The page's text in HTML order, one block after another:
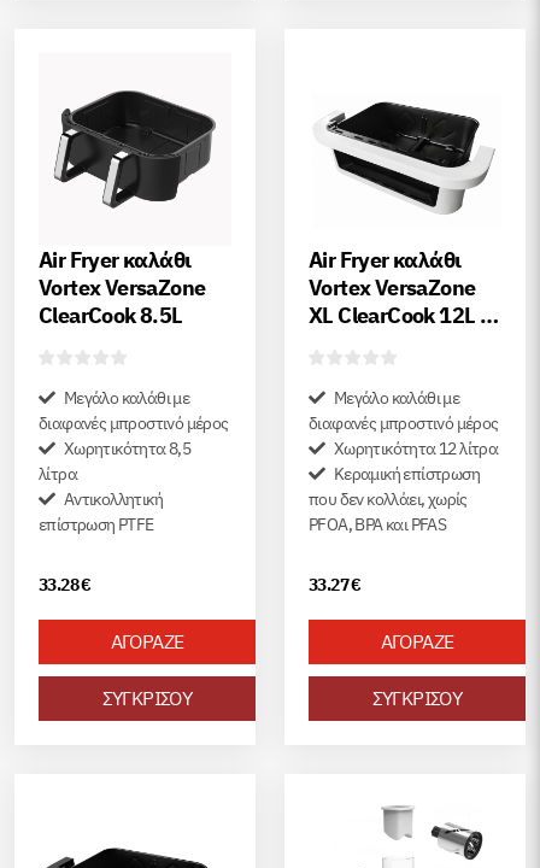
Air Fryer καλάθι
Vortex VersaZone
ClearCook 8.5L
Μεγάλο καλάθι με
διαφανές μπροστινό μέρος
Χωρητικότητα 8,5
λίτρα
Αντικολλητική
επίστρωση PTFE
33.28€
ΑΓΟΡΑΖΕ
ΣΥΓΚΡΙΣΟΥ
Air Fryer καλάθι
Vortex VersaZone
XL ClearCook 12L –
άσπρη
Μεγάλο καλάθι με
διαφανές μπροστινό μέρος
Χωρητικότητα 12 λίτρα
Κεραμική επίστρωση
που δεν κολλάει, χωρίς
PFOA, BPA και PFAS
33.27€
ΑΓΟΡΑΖΕ
ΣΥΓΚΡΙΣΟΥ